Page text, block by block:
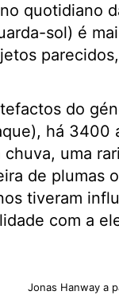
quotidiano
sol) é
do
há 3400
uma
de plumas
tiveram
com a
Jonas Hanway a